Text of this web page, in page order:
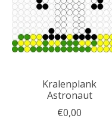
Kralenplank
Astronaut
€0,00